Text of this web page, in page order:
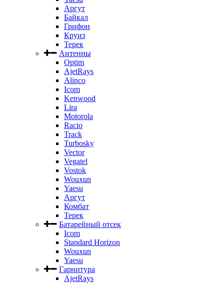
Аргут
Байкал
Грифон
Круиз
Терек
Антенны
Optim
AjetRays
Alinco
Icom
Kenwood
Lira
Motorola
Racio
Track
Turbosky
Vector
Vegatel
Vostok
Wouxun
Yaesu
Аргут
Комбат
Терек
Батарейный отсек
Icom
Standard Horizon
Wouxun
Yaesu
Гарнитура
AjetRays